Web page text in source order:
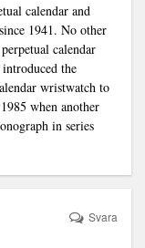
calendar and
1941. No other
calendar
the
wristwatch to
when another
in series
Svara